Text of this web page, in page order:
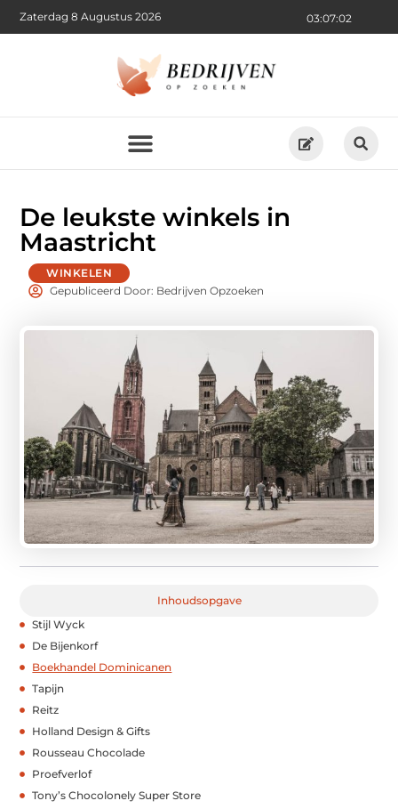
03:07:04
Zaterdag 8 Augustus 2026
De leukste winkels in
Maastricht
WINKELEN
Gepubliceerd Door: Bedrijven Opzoeken
Inhoudsopgave
Stijl Wyck
De Bijenkorf
Boekhandel Dominicanen
Tapijn
Reitz
Holland Design & Gifts
Rousseau Chocolade
Proefverlof
Tony’s Chocolonely Super Store